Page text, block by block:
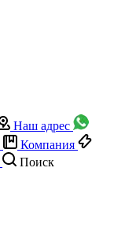
Наш адрес
Компания
Поиск